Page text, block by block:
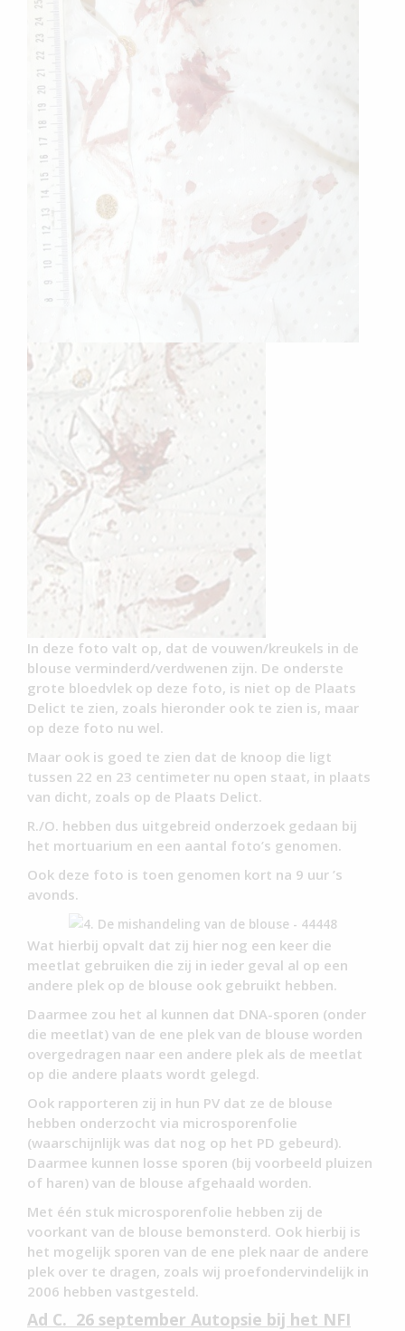
In deze foto valt op, dat de vouwen/kreukels in de
blouse verminderd/verdwenen zijn. De onderste
grote bloedvlek op deze foto, is niet op de Plaats
Delict te zien, zoals hieronder ook te zien is, maar
op deze foto nu wel.
Maar ook is goed te zien dat de knoop die ligt
tussen 22 en 23 centimeter nu open staat, in plaats
van dicht, zoals op de Plaats Delict.
R./O. hebben dus uitgebreid onderzoek gedaan bij
het mortuarium en een aantal foto’s genomen.
Ook deze foto is toen genomen kort na 9 uur ’s
avonds.
Wat hierbij opvalt dat zij hier nog een keer die
meetlat gebruiken die zij in ieder geval al op een
andere plek op de blouse ook gebruikt hebben.
Daarmee zou het al kunnen dat DNA-sporen (onder
die meetlat) van de ene plek van de blouse worden
overgedragen naar een andere plek als de meetlat
op die andere plaats wordt gelegd.
Ook rapporteren zij in hun PV dat ze de blouse
hebben onderzocht via microsporenfolie
(waarschijnlijk was dat nog op het PD gebeurd).
Daarmee kunnen losse sporen (bij voorbeeld pluizen
of haren) van de blouse afgehaald worden.
Met één stuk microsporenfolie hebben zij de
voorkant van de blouse bemonsterd. Ook hierbij is
het mogelijk sporen van de ene plek naar de andere
plek over te dragen, zoals wij proefondervindelijk in
2006 hebben vastgesteld.
Ad C. 26 september Autopsie bij het NFI